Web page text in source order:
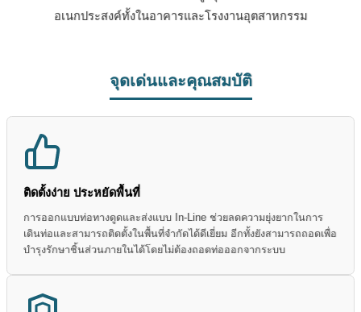
อเนกประสงค์ทั้งในอาคารและโรงงานอุตสาหกรรม
จุดเด่นและคุณสมบัติ
ติดตั้งง่าย ประหยัดพื้นที่
การออกแบบท่อทางดูดและส่งแบบ In-Line ช่วยลดความยุ่งยากในการ
เดินท่อและสามารถติดตั้งในพื้นที่จำกัดได้ดีเยี่ยม อีกทั้งยังสามารถถอดเพื่อ
บำรุงรักษาชิ้นส่วนภายในได้โดยไม่ต้องถอดท่อออกจากระบบ